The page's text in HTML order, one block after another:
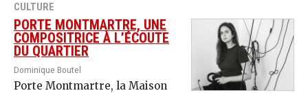
CULTURE
PORTE MONTMARTRE, UNE
COMPOSITRICE À L’ÉCOUTE
DU QUARTIER
Dominique Boutel
Porte Montmartre, la Maison